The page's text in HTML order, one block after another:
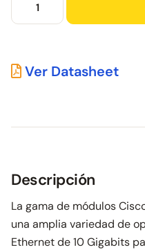
Ver Datasheet
Descripción
La gama de módulos
una amplia variedad de
Ethernet de 10 Gigabits